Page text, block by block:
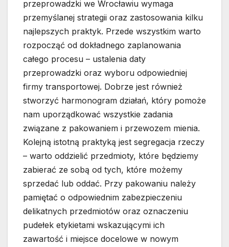
przeprowadzki we Wrocławiu wymaga
przemyślanej strategii oraz zastosowania kilku
najlepszych praktyk. Przede wszystkim warto
rozpocząć od dokładnego zaplanowania
całego procesu – ustalenia daty
przeprowadzki oraz wyboru odpowiedniej
firmy transportowej. Dobrze jest również
stworzyć harmonogram działań, który pomoże
nam uporządkować wszystkie zadania
związane z pakowaniem i przewozem mienia.
Kolejną istotną praktyką jest segregacja rzeczy
– warto oddzielić przedmioty, które będziemy
zabierać ze sobą od tych, które możemy
sprzedać lub oddać. Przy pakowaniu należy
pamiętać o odpowiednim zabezpieczeniu
delikatnych przedmiotów oraz oznaczeniu
pudełek etykietami wskazującymi ich
zawartość i miejsce docelowe w nowym